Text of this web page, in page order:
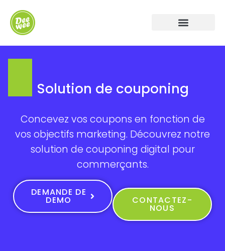
Solution de couponing
Concevez vos coupons en fonction de
vos objectifs marketing. Découvrez notre
solution de couponing digital pour
commerçants.
DEMANDE DE
DEMO CONTACTEZ-
NOUS